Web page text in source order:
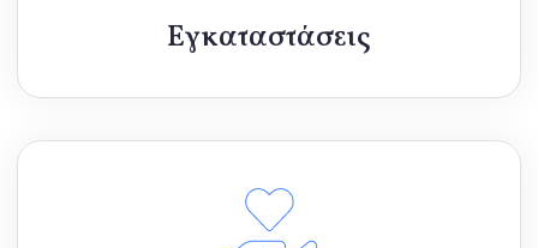
Εγκαταστάσεις